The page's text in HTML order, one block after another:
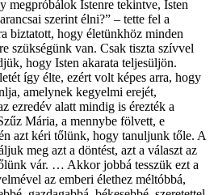
megpróbálok Istenre tekintve, Isten
szerint élni?” – tette fel a
biztatott, hogy életünkhöz minden
szükségünk van. Csak tiszta szívvel
hogy Isten akarata teljesüljön.
így élte, ezért volt képes arra, hogy
amelynek kegyelmi erejét,
ezredév alatt mindig is érezték a
Mária, a mennybe fölvett, e
azt kéri tőlünk, hogy tanuljunk tőle. A
meg azt a döntést, azt a választ az
vár. … Akkor jobbá tesszük ezt a
az emberi élethez méltóbbá,